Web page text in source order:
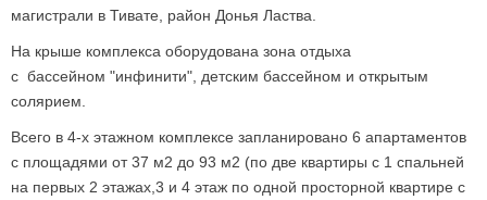
магистрали в Тивате, район Донья Ластва.
На крыше комплекса оборудована зона отдыха
с бассейном "инфинити", детским бассейном и открытым
солярием.
Всего в 4-х этажном комплексе запланировано 6 апартаментов
с площадями от 37 м2 до 93 м2 (по две квартиры с 1 спальней
на первых 2 этажах,3 и 4 этаж по одной просторной квартире с